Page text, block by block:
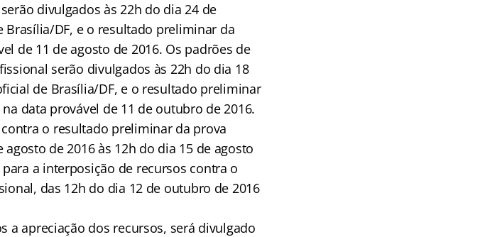
divulgados às 22h do dia 24 de
DF, e o resultado preliminar da
de 11 de agosto de 2016. Os padrões de
serão divulgados às 22h do dia 18
de Brasília/DF, e o resultado preliminar
data provável de 11 de outubro de 2016.
o resultado preliminar da prova
de 2016 às 12h do dia 15 de agosto
a interposição de recursos contra o
das 12h do dia 12 de outubro de 2016
a apreciação dos recursos, será divulgado